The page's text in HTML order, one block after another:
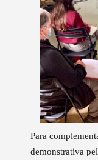
Para
demonstrativa